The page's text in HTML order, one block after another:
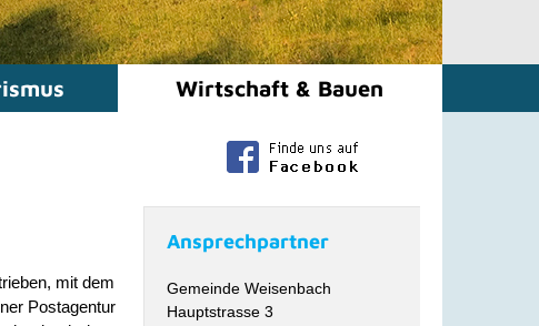
Wirtschaft & Bauen
mit dem
Postagentur
Ansprechpartner
Gemeinde Weisenbach
Hauptstrasse 3